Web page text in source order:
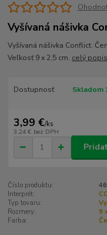
Vyšívaná nášivka
Vyšívaná nášivka Conflict.
Veľkosť 9 x 2,5 cm. celý popis
Dostupnosť Skladom
3,99 €/ks
3,24 € bez DPH
Číslo produktu:
Interprét:
Typ tovaru:
Rozmery:
9
Farba: